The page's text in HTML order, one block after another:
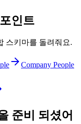
인트
스키마를 돌려줘요.
Company People
준비 되셨어